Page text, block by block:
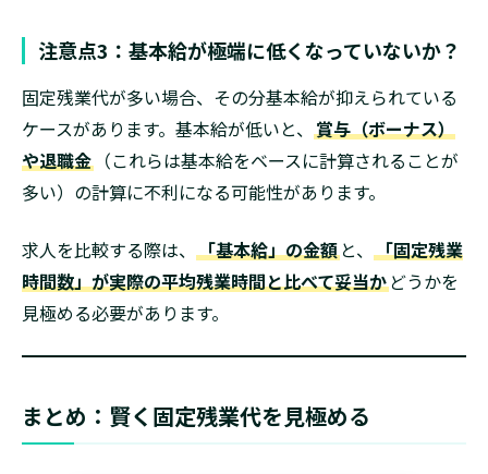
注意点3：基本給が極端に低くなっていないか？
固定残業代が多い場合、その分基本給が抑えられている
ケースがあります。基本給が低いと、 賞与（ボーナス）
や退職金 （これらは基本給をベースに計算されることが
多い）の計算に不利になる可能性があります。
求人を比較する際は、 「基本給」の金額 と、 「固定残業
時間数」が実際の平均残業時間と比べて妥当か どうかを
見極める必要があります。
まとめ：賢く固定残業代を見極める